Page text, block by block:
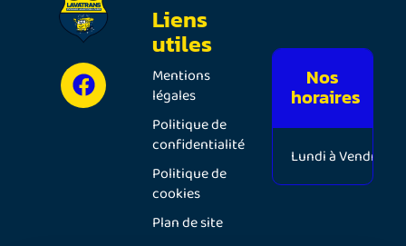
Liens
utiles
Mentions
légales
Politique de
confidentialité
Politique de
cookies
Plan de site
Nos
horaires
Lundi à Vendredi